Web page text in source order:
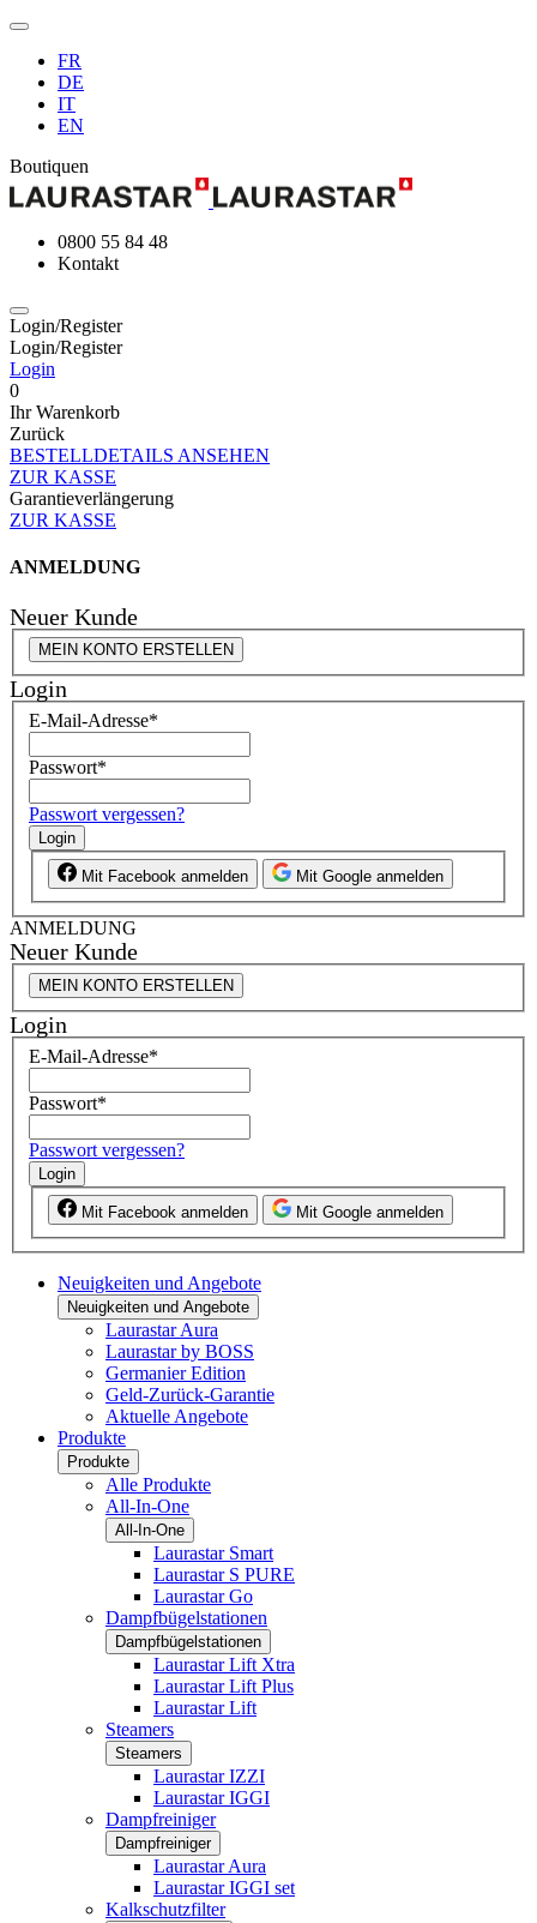
FR
DE
IT
EN
Boutiquen
0800 55 84 48
Kontakt
Login/Register
Login/Register
Login
0
Ihr Warenkorb
Zurück
BESTELLDETAILS ANSEHEN
ZUR KASSE
Garantieverlängerung
ZUR KASSE
ANMELDUNG
Neuer Kunde
MEIN KONTO ERSTELLEN
Login
E-Mail-Adresse*
Passwort*
Passwort vergessen?
Login
Mit Facebook anmelden Mit Google anmelden
ANMELDUNG
Neuer Kunde
MEIN KONTO ERSTELLEN
Login
E-Mail-Adresse*
Passwort*
Passwort vergessen?
Login
Mit Facebook anmelden Mit Google anmelden
Neuigkeiten und Angebote
Neuigkeiten und Angebote
Laurastar Aura
Laurastar by BOSS
Germanier Edition
Geld-Zurück-Garantie
Aktuelle Angebote
Produkte
Produkte
Alle Produkte
All-In-One
All-In-One
Laurastar Smart
Laurastar S PURE
Laurastar Go
Dampfbügelstationen
Dampfbügelstationen
Laurastar Lift Xtra
Laurastar Lift Plus
Laurastar Lift
Steamers
Steamers
Laurastar IZZI
Laurastar IGGI
Dampfreiniger
Dampfreiniger
Laurastar Aura
Laurastar IGGI set
Kalkschutzfilter